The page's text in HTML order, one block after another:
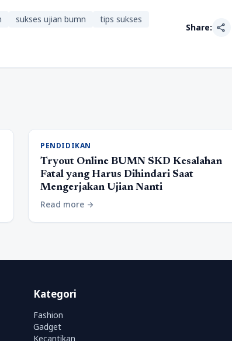
sukses ujian bumn
tips sukses
Share: share
PENDIDIKAN
Tryout Online BUMN SKD Kesalahan
Fatal yang Harus Dihindari Saat
Mengerjakan Ujian Nanti
Read more arrow_forward
Kategori
Fashion
Gadget
Kecantikan